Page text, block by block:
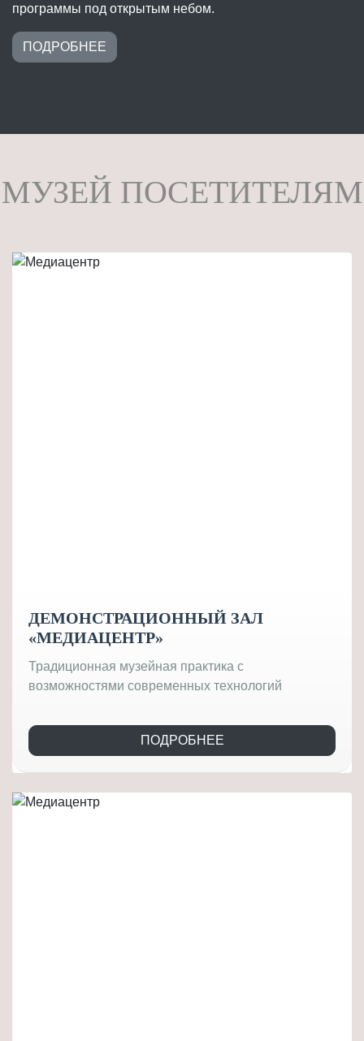
программы под открытым небом.
ПОДРОБНЕЕ
МУЗЕЙ ПОСЕТИТЕЛЯМ
ДЕМОНСТРАЦИОННЫЙ ЗАЛ
«МЕДИАЦЕНТР»
Традиционная музейная практика с
возможностями современных технологий
ПОДРОБНЕЕ